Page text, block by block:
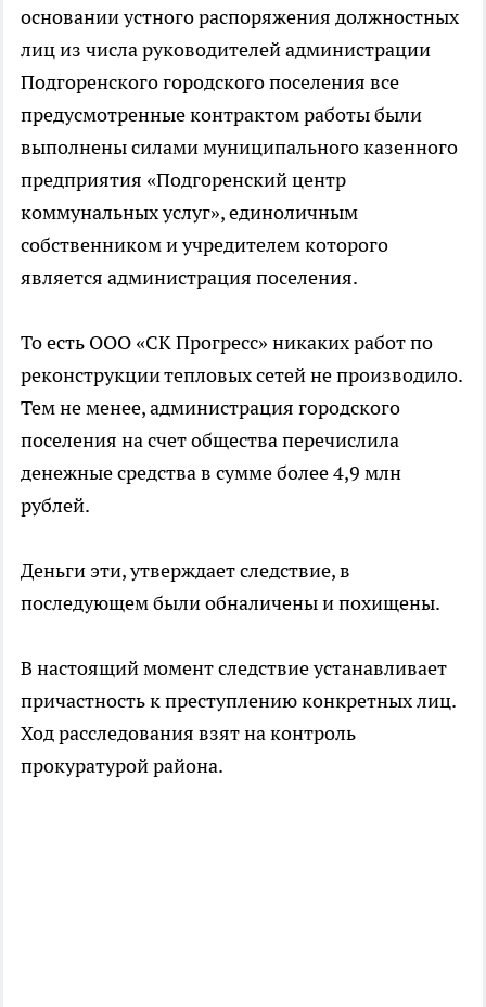
основании устного распоряжения должностных
лиц из числа руководителей администрации
Подгоренского городского поселения все
предусмотренные контрактом работы были
выполнены силами муниципального казенного
предприятия «Подгоренский центр
коммунальных услуг», единоличным
собственником и учредителем которого
является администрация поселения.
То есть ООО «СК Прогресс» никаких работ по
реконструкции тепловых сетей не производило.
Тем не менее, администрация городского
поселения на счет общества перечислила
денежные средства в сумме более 4,9 млн
рублей.
Деньги эти, утверждает следствие, в
последующем были обналичены и похищены.
В настоящий момент следствие устанавливает
причастность к преступлению конкретных лиц.
Ход расследования взят на контроль
прокуратурой района.